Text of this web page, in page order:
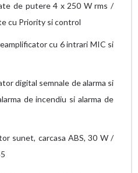
de putere 4 x 250 W rms /
cu Priority si control
cu 6 intrari MIC si
digital semnale de alarma si
de incendiu si alarma de
sunet, carcasa ABS, 30 W /